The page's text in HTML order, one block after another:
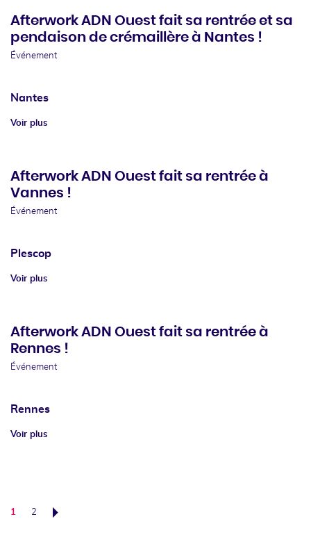
Afterwork ADN Ouest fait sa rentrée et sa
pendaison de crémaillère à Nantes !
Événement
Nantes
Voir plus
Afterwork ADN Ouest fait sa rentrée à
Vannes !
Événement
Plescop
Voir plus
Afterwork ADN Ouest fait sa rentrée à
Rennes !
Événement
Rennes
Voir plus
1 2